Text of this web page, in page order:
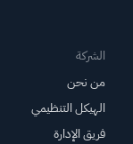
الشركة
من نحن
الهيكل التنظيمي
فريق الإدارة